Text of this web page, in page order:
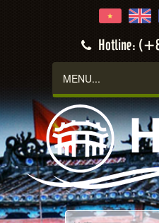
Hotline: